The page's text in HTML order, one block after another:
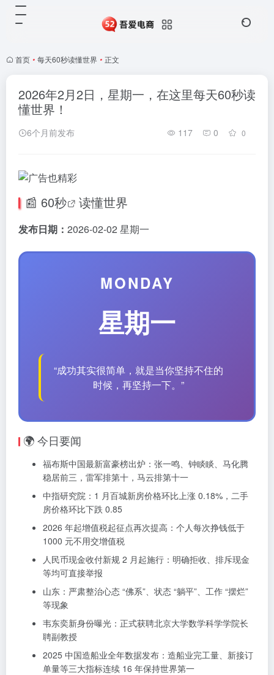
首页 • 每天60秒读懂世界 • 正文
2026年2月2日，星期一，在这里每天60秒读
懂世界！
6个月前发布 117 0 0
📰 60秒 读懂世界
发布日期： 2026-02-02 星期一
MONDAY
星期一
“成功其实很简单，就是当你坚持不住的
时候，再坚持一下。”
🌍 今日要闻
福布斯中国最新富豪榜出炉：张一鸣、钟睒睒、马化腾
稳居前三，雷军排第十，马云排第十一
中指研究院：1 月百城新房价格环比上涨 0.18%，二手
房价格环比下跌 0.85
2026 年起增值税起征点再次提高：个人每次挣钱低于
1000 元不用交增值税
人民币现金收付新规 2 月起施行：明确拒收、排斥现金
等均可直接举报
山东：严肃整治心态 “佛系”、状态 “躺平”、工作 “摆烂”
等现象
韦东奕新身份曝光：正式获聘北京大学数学科学学院长
聘副教授
2025 中国造船业全年数据发布：造船业完工量、新接订
单量等三大指标连续 16 年保持世界第一